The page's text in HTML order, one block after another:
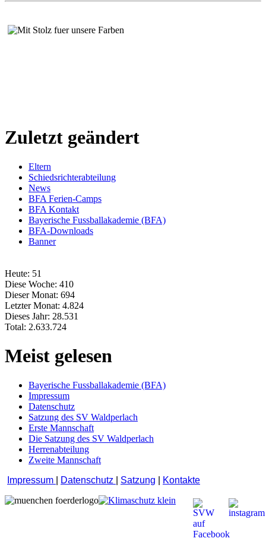
Zuletzt geändert
Eltern
Schiedsrichterabteilung
News
BFA Ferien-Camps
BFA Kontakt
Bayerische Fussballakademie (BFA)
BFA-Downloads
Banner
Heute: 51
Diese Woche: 410
Dieser Monat: 694
Letzter Monat: 4.824
Dieses Jahr: 28.531
Total: 2.633.724
Meist gelesen
Bayerische Fussballakademie (BFA)
Impressum
Datenschutz
Satzung des SV Waldperlach
Erste Mannschaft
Die Satzung des SV Waldperlach
Herrenabteilung
Zweite Mannschaft
Impressum
Datenschutz Satzung Kontakte